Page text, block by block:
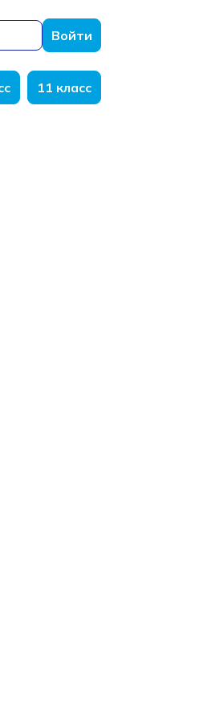
Войти
11 класс